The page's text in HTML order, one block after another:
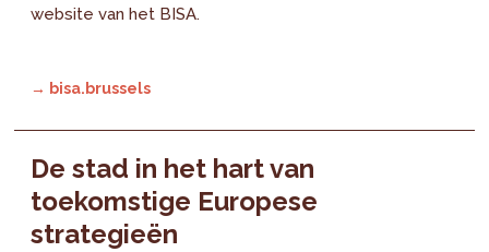
website van het BISA.
→ bisa.brussels
De stad in het hart van
toekomstige Europese
strategieën